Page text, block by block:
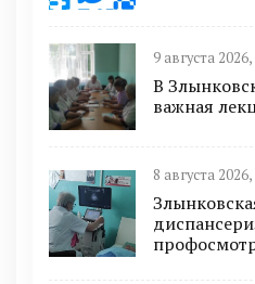
9 августа 2026,
В
важная
8 августа